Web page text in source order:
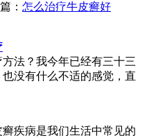
： 怎么治疗牛皮癣好
法？我今年已经有三十三
没有什么不适的感觉，直
疾病是我们生活中常见的